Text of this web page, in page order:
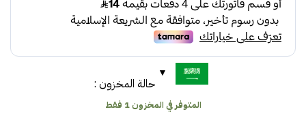
حالة المخزون :
المتوفر في المخزون 1 فقط